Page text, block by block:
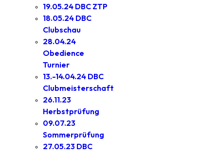
19.05.24 DBC ZTP
18.05.24 DBC
Clubschau
28.04.24
Obedience
Turnier
13.-14.04.24 DBC
Clubmeisterschaft
26.11.23
Herbstprüfung
09.07.23
Sommerprüfung
27.05.23 DBC